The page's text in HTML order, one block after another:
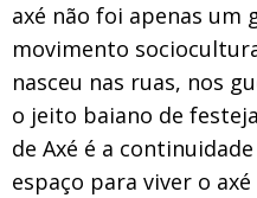
axé não foi apenas um
movimento
nasceu nas ruas, nos
o jeito baiano de
de Axé é a
espaço para viver o